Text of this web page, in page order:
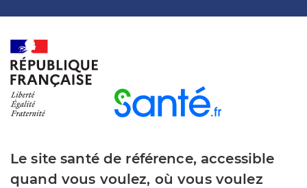
Le site santé de référence, accessible
quand vous voulez, où vous voulez